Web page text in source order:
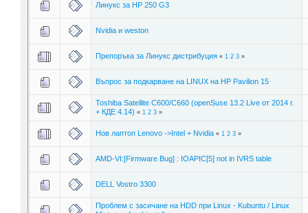
Линукс за HP 250 G3
Nvidia и weston
Препоръка за Линукс дистрибуция « 1 2 3»
Въпрос за подкарване на LINUX на HP Pavilion 15
Toshiba Satellite C600/C660 (openSuse 13.2 Live от 2014 г.
+ КДЕ 4.14) « 1 2 3»
Нов лаптоп Lenovo ->Intel + Nvidia « 1 2 3»
AMD-VI:[Firmware Bug] : IOAPIC[5] not in IVRS table
DELL Vostro 3300
Проблем с засичане на HDD при Linux - Kubuntu / Linux